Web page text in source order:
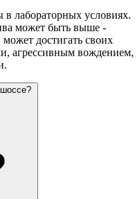
в лабораторных условиях.
может быть выше -
достигать своих
агрессивным вождением,